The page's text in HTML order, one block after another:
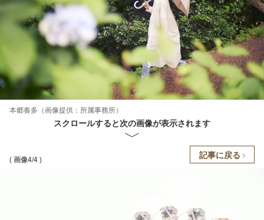
本郷奏多（画像提供：所属事務所）
スクロールすると次の画像が表示されます
( 画像4/4 ) 記事に戻る